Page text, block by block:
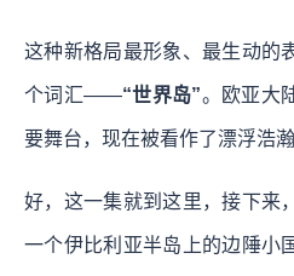
这种新格局最形象、最生动的
个词汇——“世界岛”。欧亚大
要舞台，现在被看作了漂浮浩
好，这一集就到这里，接下来
一个伊比利亚半岛上的边陲小